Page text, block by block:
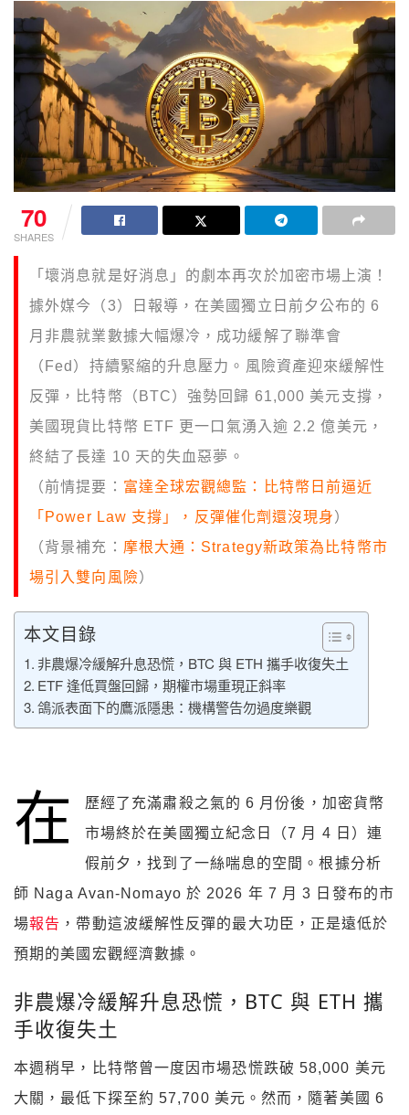
70
SHARES
「壞消息就是好消息」的劇本再次於加密市場上演！
據外媒今（3）日報導，在美國獨立日前夕公布的 6
月非農就業數據大幅爆冷，成功緩解了聯準會
（Fed）持續緊縮的升息壓力。風險資產迎來緩解性
反彈，比特幣（BTC）強勢回歸 61,000 美元支撐，
美國現貨比特幣 ETF 更一口氣湧入逾 2.2 億美元，
終結了長達 10 天的失血惡夢。
（前情提要： 富達全球宏觀總監：比特幣日前逼近
「Power Law 支撐」，反彈催化劑還沒現身）
（背景補充： 摩根大通：Strategy新政策為比特幣市
場引入雙向風險）
本文目錄
非農爆冷緩解升息恐慌，BTC 與 ETH 攜手收復失土
ETF 逢低買盤回歸，期權市場重現正斜率
鴿派表面下的鷹派隱患：機構警告勿過度樂觀
在
歷經了充滿肅殺之氣的 6 月份後，加密貨幣
市場終於在美國獨立紀念日（7 月 4 日）連
假前夕，找到了一絲喘息的空間。根據分析
師 Naga Avan-Nomayo 於 2026 年 7 月 3 日發布的市
場報告 ，帶動這波緩解性反彈的最大功臣，正是遠低於
預期的美國宏觀經濟數據。
非農爆冷緩解升息恐慌，BTC 與 ETH 攜
手收復失土
本週稍早，比特幣曾一度因市場恐慌跌破 58,000 美元
大關，最低下探至約 57,700 美元。然而，隨著美國 6